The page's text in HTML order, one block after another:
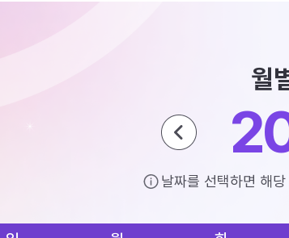
월
날짜를 선택하면 해